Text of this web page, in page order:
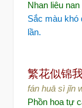
Nhan liêu
Sắc màu
lần.
繁花似锦
fán huā sì jǐn
Phồn hoa tự